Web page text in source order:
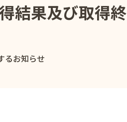
結果及び取得終
るお知らせ